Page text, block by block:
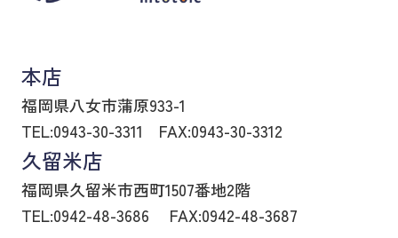
本店
福岡県八女市蒲原933-1
TEL:0943-30-3311
FAX:0943-30-3312
久留米店
福岡県久留米市西町1507番地2階
TEL:0942-48-3686
FAX:0942-48-3687